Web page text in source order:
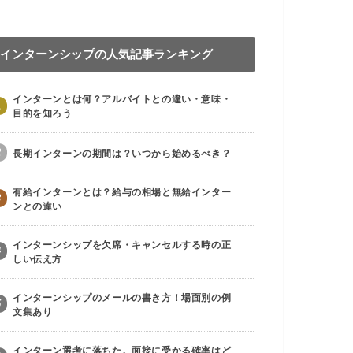
インターンシップの人気記事ランキング
インターンとは何？アルバイトとの違い・意味・
目的を知ろう
長期インターンの期間は？いつから始めるべき？
有給インターンとは？給与の相場と無給インター
ンとの違い
インターンシップを欠席・キャンセルする時の正
しい伝え方
インターンシップのメールの書き方！場面別の例
文集あり
インターン選考に落ちた。面接に受かる確率はど